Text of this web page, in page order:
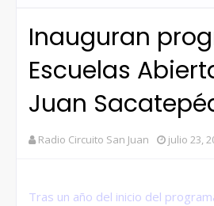
Inauguran
Escuelas
Juan
Radio Circuito San Juan julio 23,
Tras un año del inicio del